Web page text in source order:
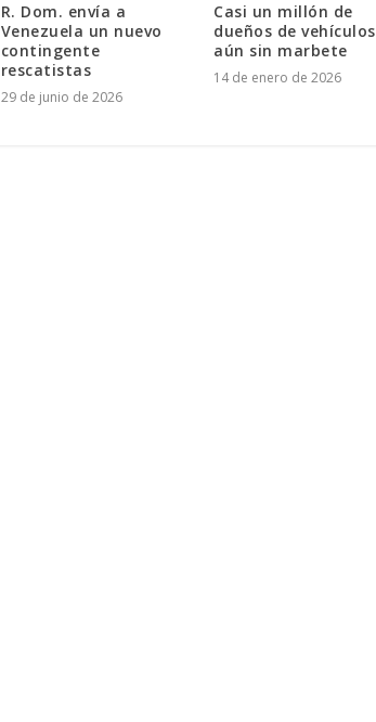
R. Dom. envía a
Venezuela un nuevo
contingente
rescatistas
29 de junio de 2026
Casi un millón de
dueños de vehículos
aún sin marbete
14 de enero de 2026